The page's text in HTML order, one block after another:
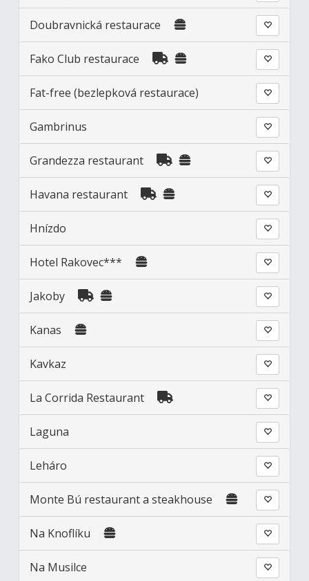
Doubravnická restaurace
Fako Club restaurace
Fat-free (bezlepková restaurace)
Gambrinus
Grandezza restaurant
Havana restaurant
Hnízdo
Hotel Rakovec***
Jakoby
Kanas
Kavkaz
La Corrida Restaurant
Laguna
Leháro
Monte Bú restaurant a steakhouse
Na Knoflíku
Na Musilce